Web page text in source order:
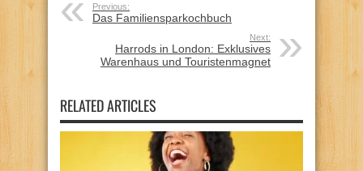
Previous:
Das Familiensparkochbuch
Next:
Harrods in London: Exklusives
Warenhaus und Touristenmagnet
RELATED ARTICLES